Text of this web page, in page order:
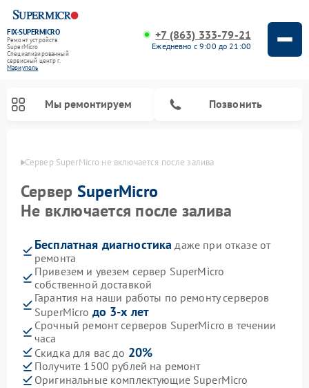
FIX-SUPERMICRO
Ремонт устройств
SuperMicro
Специализированный
cервисный центр г.
Мариуполь
+7 (863) 333-79-21
Ежедневно с 9:00 до 21:00
Мы ремонтируем Позвонить
Сервер SuperMicro не включается после залива
Сервер SuperMicro
Не включается после залива
Бесплатная диагностика даже при отказе от
ремонта
Привезем и увезем сервер SuperMicro
собственной доставкой
Гарантия на наши работы по ремонту серверов
SuperMicro до 3-х лет
Срочный ремонт серверов SuperMicro в течении
часа
Скидка для вас до 20%
Получите 1500 рублей на ремонт
Оригинальные комплектующие SuperMicro